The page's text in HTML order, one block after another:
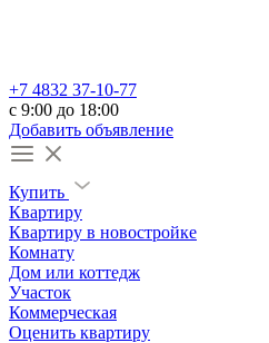
+7 4832 37-10-77
c 9:00 до 18:00
Добавить объявление
Купить
Квартиру
Квартиру в новостройке
Комнату
Дом или коттедж
Участок
Коммерческая
Оценить квартиру